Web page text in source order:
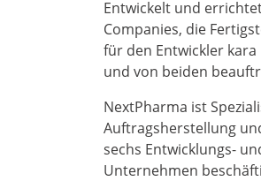
Entwickelt und
Companies, die
für den Entwickler
und von beiden
NextPharma ist
Auftragsherstellung
sechs Entwicklungs-
Unternehmen